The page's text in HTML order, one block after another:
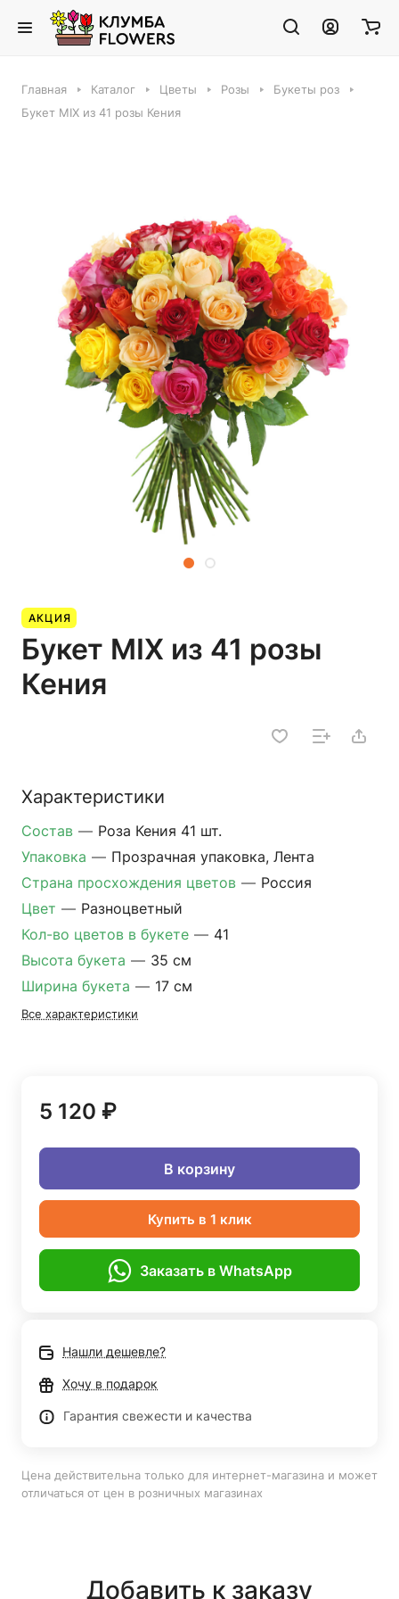
Главная Каталог Цветы Розы
Букеты роз
Букет MIX из 41 розы Кения
АКЦИЯ
Букет MIX из 41 розы
Кения
Характеристики
Состав — Роза Кения 41 шт.
Упаковка — Прозрачная упаковка, Лента
Страна просхождения цветов — Россия
Цвет — Разноцветный
Кол-во цветов в букете — 41
Высота букета — 35 см
Ширина букета — 17 см
Все характеристики
5 120 ₽
В корзину
Купить в 1 клик
Заказать в WhatsApp
Нашли дешевле?
Хочу в подарок
Гарантия свежести и качества
Цена действительна только для интернет-магазина и может
отличаться от цен в розничных магазинах
Добавить к заказу